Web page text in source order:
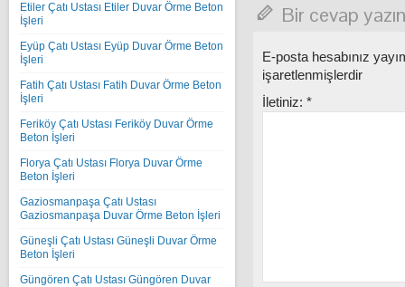
Etiler Çatı Ustası Etiler Duvar Örme Beton
İşleri
Eyüp Çatı Ustası Eyüp Duvar Örme Beton
İşleri
Fatih Çatı Ustası Fatih Duvar Örme Beton
İşleri
Feriköy Çatı Ustası Feriköy Duvar Örme
Beton İşleri
Florya Çatı Ustası Florya Duvar Örme
Beton İşleri
Gaziosmanpaşa Çatı Ustası
Gaziosmanpaşa Duvar Örme Beton İşleri
Güneşli Çatı Ustası Güneşli Duvar Örme
Beton İşleri
Güngören Çatı Ustası Güngören Duvar
Bir cevap yazın
E-posta hesabınız
işaretlenmişlerdir
İletiniz: *